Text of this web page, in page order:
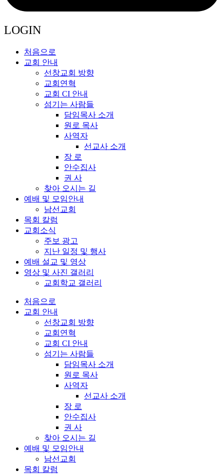
LOGIN
처음으로
교회 안내
선창교회 방향
교회연혁
교회 CI 안내
섬기는 사람들
담임목사 소개
원로 목사
사역자
선교사 소개
장 로
안수집사
권 사
찾아 오시는 길
예배 및 모임안내
남선교회
목회 칼럼
교회소식
주보 광고
지난 일정 및 행사
예배 설교 및 영상
영상 및 사진 갤러리
교회학교 갤러리
처음으로
교회 안내
선창교회 방향
교회연혁
교회 CI 안내
섬기는 사람들
담임목사 소개
원로 목사
사역자
선교사 소개
장 로
안수집사
권 사
찾아 오시는 길
예배 및 모임안내
남선교회
목회 칼럼